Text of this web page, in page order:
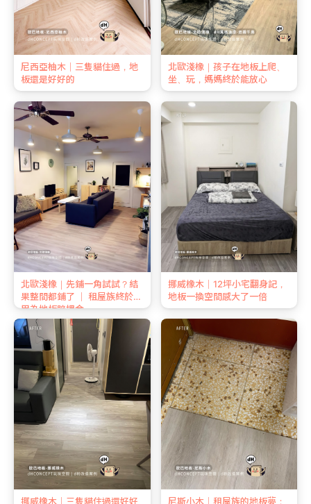
尼西亞柚木｜三隻貓住過，地
板還是好好的
北歐淺橡｜孩子在地板上爬、
坐、玩，媽媽終於能放心
北歐淺橡｜先鋪一角試試？結
果整間都鋪了 ｜ 租屋族終於不
用為地板賠押金
挪威橡木｜12坪小宅翻身記，
地板一換空間感大了一倍
挪威橡木｜三隻貓住過還好好 尼斯小木｜租屋族的地板夢：